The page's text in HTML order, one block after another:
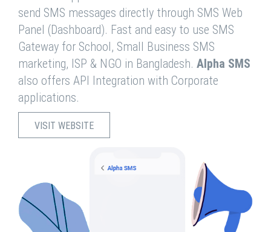
send SMS messages directly through SMS Web
Panel (Dashboard). Fast and easy to use SMS
Gateway for School, Small Business SMS
marketing, ISP & NGO in Bangladesh. Alpha SMS
also offers API Integration with Corporate
applications.
VISIT WEBSITE